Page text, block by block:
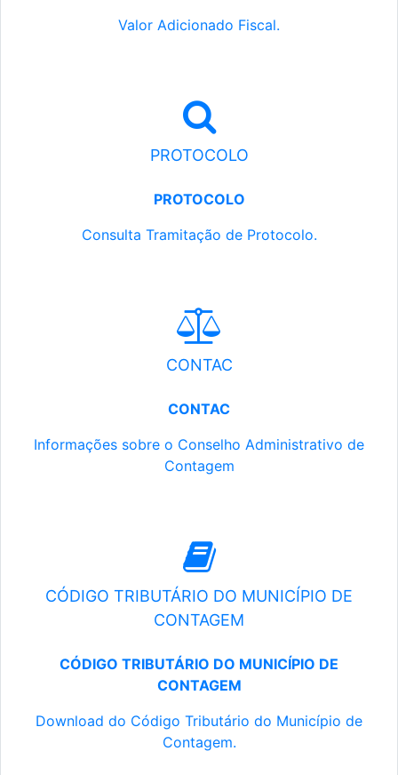
Valor Adicionado Fiscal.
PROTOCOLO
PROTOCOLO
Consulta Tramitação de Protocolo.
CONTAC
CONTAC
Informações sobre o Conselho Administrativo de
Contagem
CÓDIGO TRIBUTÁRIO DO MUNICÍPIO DE
CONTAGEM
CÓDIGO TRIBUTÁRIO DO MUNICÍPIO DE
CONTAGEM
Download do Código Tributário do Município de
Contagem.